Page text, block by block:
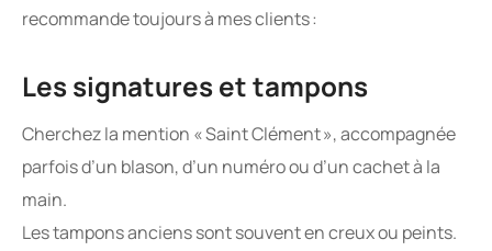
recommande toujours à mes clients :
Les signatures et tampons
Cherchez la mention « Saint Clément », accompagnée
parfois d’un blason, d’un numéro ou d’un cachet à la
main.
Les tampons anciens sont souvent en creux ou peints.